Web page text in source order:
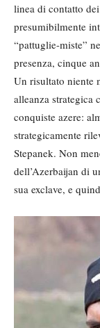
linea di contatto
presumibilmente
“pattuglie-miste”
presenza, cinque
Un risultato niente
alleanza strategica
conquiste azere:
strategicamente
Stepanek. Non
dell’Azerbaijan di
sua exclave, e